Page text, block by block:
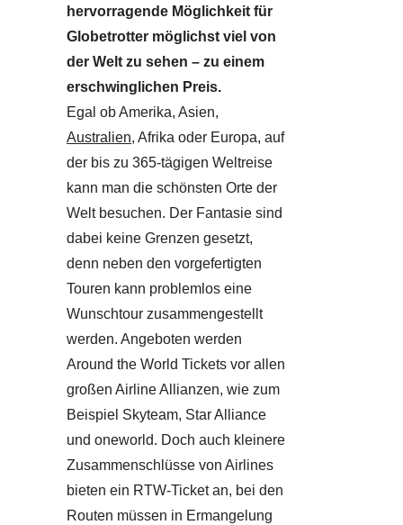
hervorragende Möglichkeit für
Globetrotter möglichst viel von
der Welt zu sehen – zu einem
erschwinglichen Preis.
Egal ob Amerika, Asien,
Australien, Afrika oder Europa, auf
der bis zu 365-tägigen Weltreise
kann man die schönsten Orte der
Welt besuchen. Der Fantasie sind
dabei keine Grenzen gesetzt,
denn neben den vorgefertigten
Touren kann problemlos eine
Wunschtour zusammengestellt
werden. Angeboten werden
Around the World Tickets vor allen
großen Airline Allianzen, wie zum
Beispiel Skyteam, Star Alliance
und oneworld. Doch auch kleinere
Zusammenschlüsse von Airlines
bieten ein RTW-Ticket an, bei den
Routen müssen in Ermangelung